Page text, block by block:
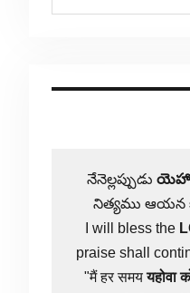
నేనెల్లప్పుడు
నిత్యము ఆయన
I will bless the
praise shall
"मैं हर समययहोवा